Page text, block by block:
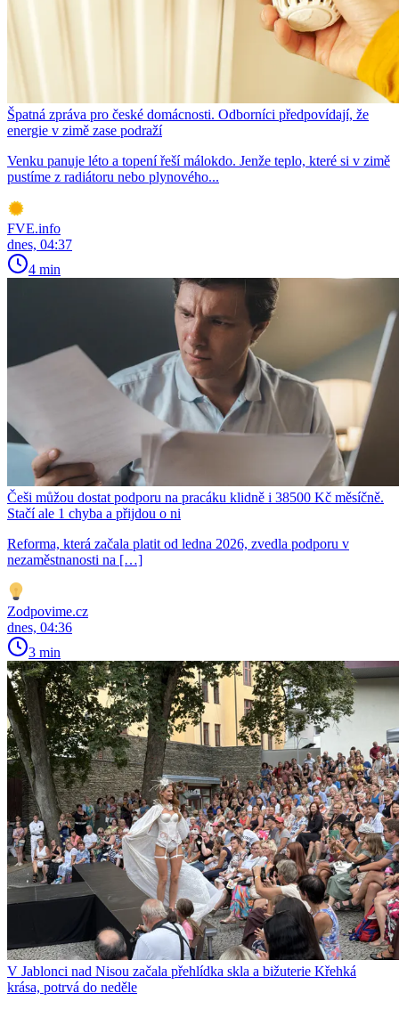
Špatná zpráva pro české domácnosti. Odborníci předpovídají, že
energie v zimě zase podraží
Venku panuje léto a topení řeší málokdo. Jenže teplo, které si v zimě
pustíme z radiátoru nebo plynového...
FVE.info
dnes, 04:37
4 min
Češi můžou dostat podporu na pracáku klidně i 38500 Kč měsíčně.
Stačí ale 1 chyba a přijdou o ni
Reforma, která začala platit od ledna 2026, zvedla podporu v
nezaměstnanosti na […]
Zodpovime.cz
dnes, 04:36
3 min
V Jablonci nad Nisou začala přehlídka skla a bižuterie Křehká
krása, potrvá do neděle